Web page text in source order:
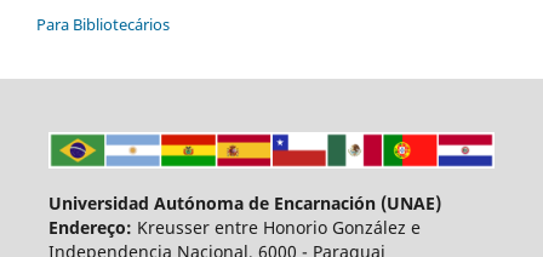
Para Bibliotecários
Universidad Autónoma de Encarnación (UNAE)
Endereço: Kreusser entre Honorio González e
Independencia Nacional, 6000 - Paraguai